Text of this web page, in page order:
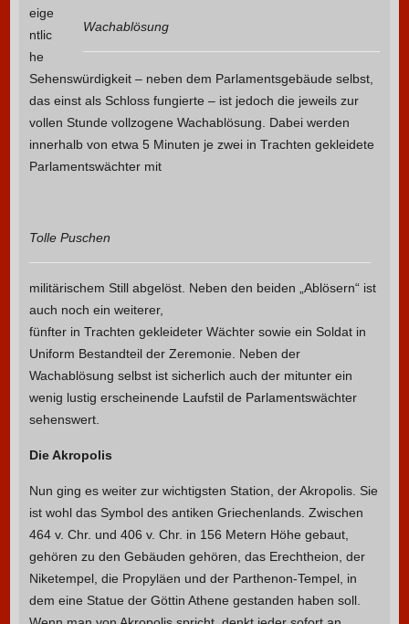
Wachablösung
eige
ntlic
he
Sehenswürdigkeit – neben dem Parlamentsgebäude selbst,
das einst als Schloss fungierte – ist jedoch die jeweils zur
vollen Stunde vollzogene Wachablösung. Dabei werden
innerhalb von etwa 5 Minuten je zwei in Trachten gekleidete
Parlamentswächter mit
Tolle Puschen
militärischem Still abgelöst. Neben den beiden „Ablösern“ ist
auch noch ein weiterer,
fünfter in Trachten gekleideter Wächter sowie ein Soldat in
Uniform Bestandteil der Zeremonie. Neben der
Wachablösung selbst ist sicherlich auch der mitunter ein
wenig lustig erscheinende Laufstil de Parlamentswächter
sehenswert.
Die Akropolis
Nun ging es weiter zur wichtigsten Station, der Akropolis. Sie
ist wohl das Symbol des antiken Griechenlands. Zwischen
464 v. Chr. und 406 v. Chr. in 156 Metern Höhe gebaut,
gehören zu den Gebäuden gehören, das Erechtheion, der
Niketempel, die Propyläen und der Parthenon-Tempel, in
dem eine Statue der Göttin Athene gestanden haben soll.